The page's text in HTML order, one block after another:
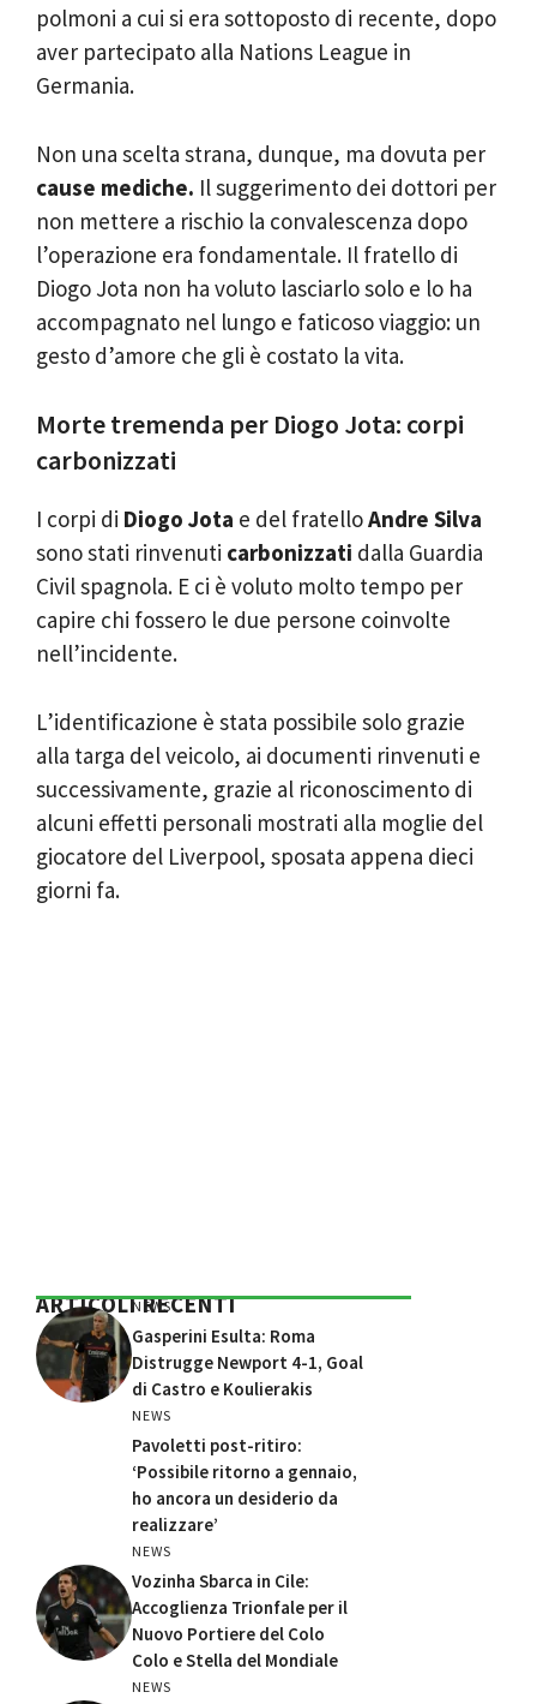
polmoni a cui si era sottoposto di recente, dopo
aver partecipato alla Nations League in
Germania.
Non una scelta strana, dunque, ma dovuta per
cause mediche. Il suggerimento dei dottori per
non mettere a rischio la convalescenza dopo
l’operazione era fondamentale. Il fratello di
Diogo Jota non ha voluto lasciarlo solo e lo ha
accompagnato nel lungo e faticoso viaggio: un
gesto d’amore che gli è costato la vita.
Morte tremenda per Diogo Jota: corpi
carbonizzati
I corpi di Diogo Jota e del fratelloAndre Silva
sono stati rinvenuti carbonizzati dalla Guardia
Civil spagnola. E ci è voluto molto tempo per
capire chi fossero le due persone coinvolte
nell’incidente.
L’identificazione è stata possibile solo grazie
alla targa del veicolo, ai documenti rinvenuti e
successivamente, grazie al riconoscimento di
alcuni effetti personali mostrati alla moglie del
giocatore del Liverpool, sposata appena dieci
giorni fa.
ARTICOLI RECENTI
NEWS
Gasperini Esulta: Roma
Distrugge Newport 4-1, Goal
di Castro e Koulierakis
NEWS
Pavoletti post-ritiro:
‘Possibile ritorno a gennaio,
ho ancora un desiderio da
realizzare’
NEWS
Vozinha Sbarca in Cile:
Accoglienza Trionfale per il
Nuovo Portiere del Colo
Colo e Stella del Mondiale
NEWS